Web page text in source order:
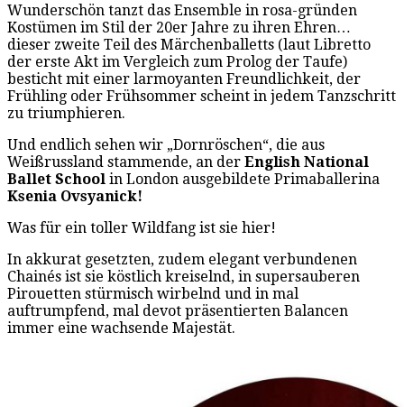
Wunderschön tanzt das Ensemble in rosa-gründen
Kostümen im Stil der 20er Jahre zu ihren Ehren…
dieser zweite Teil des Märchenballetts (laut Libretto
der erste Akt im Vergleich zum Prolog der Taufe)
besticht mit einer larmoyanten Freundlichkeit, der
Frühling oder Frühsommer scheint in jedem Tanzschritt
zu triumphieren.
Und endlich sehen wir „Dornröschen“, die aus
Weißrussland stammende, an der English National
Ballet School in London ausgebildete Primaballerina
Ksenia Ovsyanick!
Was für ein toller Wildfang ist sie hier!
In akkurat gesetzten, zudem elegant verbundenen
Chainés ist sie köstlich kreiselnd, in supersauberen
Pirouetten stürmisch wirbelnd und in mal
auftrumpfend, mal devot präsentierten Balancen
immer eine wachsende Majestät.